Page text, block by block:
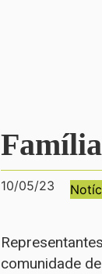
10/05/23
comunidade